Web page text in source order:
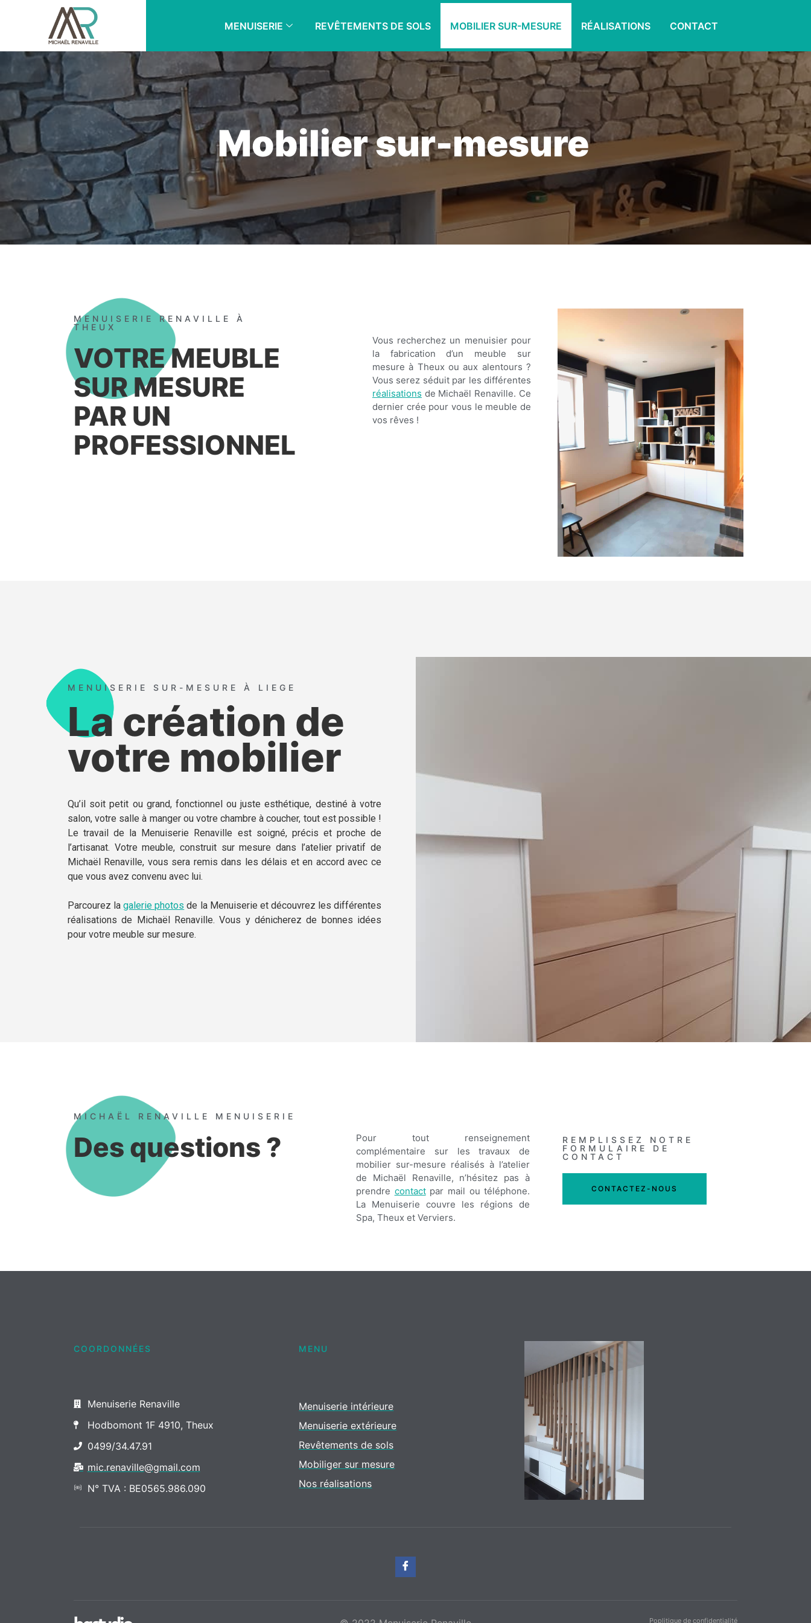
MENUISERIE REVÊTEMENTS DE SOLS MOBILIER SUR-MESURE RÉALISATIONS CONTACT
Mobilier sur-mesure
MENUISERIE RENAVILLE À
THEUX
VOTRE MEUBLE
SUR MESURE
PAR UN
PROFESSIONNEL
Vous recherchez un menuisier pour
la fabrication d’un meuble sur
mesure à Theux ou aux alentours ?
Vous serez séduit par les différentes
réalisations de Michaël Renaville. Ce
dernier crée pour vous le meuble de
vos rêves !
MENUISERIE SUR-MESURE À LIEGE
La création de
votre mobilier
Qu’il soit petit ou grand, fonctionnel ou juste esthétique, destiné à votre
salon, votre salle à manger ou votre chambre à coucher, tout est possible !
Le travail de la Menuiserie Renaville est soigné, précis et proche de
l’artisanat. Votre meuble, construit sur mesure dans l’atelier privatif de
Michaël Renaville, vous sera remis dans les délais et en accord avec ce
que vous avez convenu avec lui.
Parcourez lagalerie photos de la Menuiserie et découvrez les différentes
réalisations de Michaël Renaville. Vous y dénicherez de bonnes idées
pour votre meuble sur mesure.
MICHAËL RENAVILLE MENUISERIE
Des questions ?
Pour tout renseignement
complémentaire sur les travaux de
mobilier sur-mesure réalisés à l’atelier
de Michaël Renaville, n’hésitez pas à
prendre contactpar mail ou téléphone.
La Menuiserie couvre les régions de
Spa, Theux et Verviers.
REMPLISSEZ NOTRE
FORMULAIRE DE
CONTACT
CONTACTEZ-NOUS
COORDONNÉES
Menuiserie Renaville
Hodbomont 1F 4910, Theux
0499/34.47.91
mic.renaville@gmail.com
N° TVA : BE0565.986.090
MENU
Menuiserie intérieure
Menuiserie extérieure
Revêtements de sols
Mobiliger sur mesure
Nos réalisations
Poplitique de confidentialité